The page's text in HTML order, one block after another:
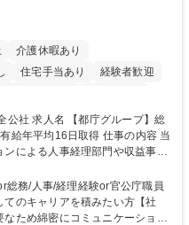
介護休暇あり
住宅手当あり
経験者歓迎
事補助あり
ープ】総
16日取得 仕事の内容 当
による人事経理部門や収益事業
業務をお任せいたします。研修
務詳細 【業務詳細】■
運営に係る管理業務 ■収益部
西口広場の「イベントコーナ
総務/人事/経理経験or官公庁職員
のキャリアを積みたい方【社
ため綿密にコミュニケーション